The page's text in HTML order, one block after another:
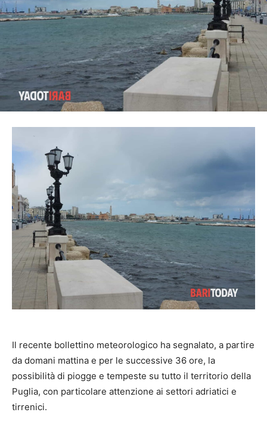
Il recente bollettino meteorologico ha segnalato, a partire
da domani mattina e per le successive 36 ore, la
possibilità di piogge e tempeste su tutto il territorio della
Puglia, con particolare attenzione ai settori adriatici e
tirrenici.